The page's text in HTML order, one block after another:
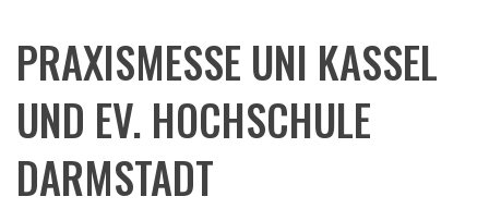
PRAXISMESSE UNI KASSEL
UND EV. HOCHSCHULE
DARMSTADT